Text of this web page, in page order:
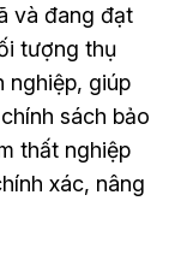
và đang đạt
tượng thụ
nghiệp, giúp
sách bảo
thất nghiệp
xác, nâng